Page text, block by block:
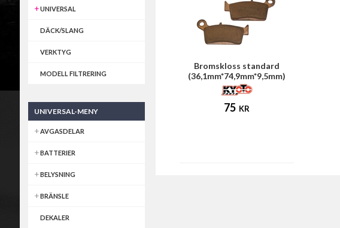
UNIVERSAL
DÄCK/SLANG
VERKTYG
MODELL FILTRERING
UNIVERSAL-MENY
AVGASDELAR
BATTERIER
BELYSNING
BRÄNSLE
DEKALER
Bromskloss standard
(36,1mm*74,9mm*9,5mm)
75 KR